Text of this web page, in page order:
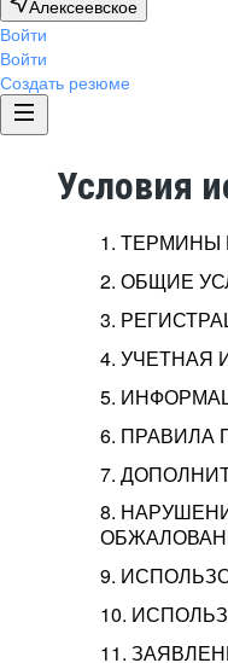
Алексеевское
Войти
Войти
Создать резюме
Условия
1.
2. ОБЩИЕ
3.
4. УЧЕТНАЯ
5.
6. ПРАВИЛА
7.
8.
9.
10.
11.